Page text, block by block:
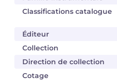
Classifications catalogue
Éditeur
Collection
Direction de collection
Cotage